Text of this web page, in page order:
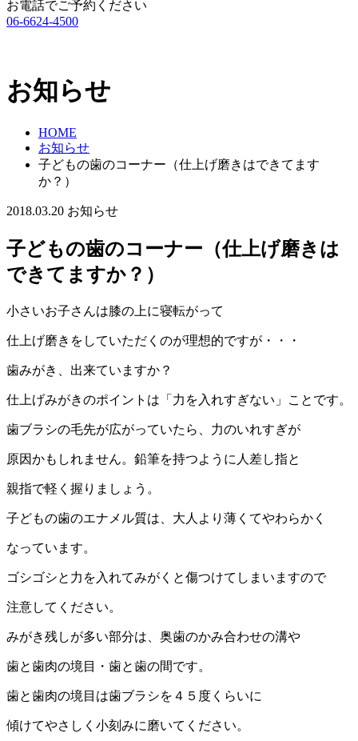
お電話でご予約ください
06-6624-4500
お知らせ
HOME
お知らせ
子どもの歯のコーナー（仕上げ磨きはできてます
か？）
2018.03.20 お知らせ
子どもの歯のコーナー（仕上げ磨きは
できてますか？）
小さいお子さんは膝の上に寝転がって
仕上げ磨きをしていただくのが理想的ですが・・・
歯みがき、出来ていますか？
仕上げみがきのポイントは「力を入れすぎない」ことです。
歯ブラシの毛先が広がっていたら、力のいれすぎが
原因かもしれません。鉛筆を持つように人差し指と
親指で軽く握りましょう。
子どもの歯のエナメル質は、大人より薄くてやわらかく
なっています。
ゴシゴシと力を入れてみがくと傷つけてしまいますので
注意してください。
みがき残しが多い部分は、奥歯のかみ合わせの溝や
歯と歯肉の境目・歯と歯の間です。
歯と歯肉の境目は歯ブラシを４５度くらいに
傾けてやさしく小刻みに磨いてください。